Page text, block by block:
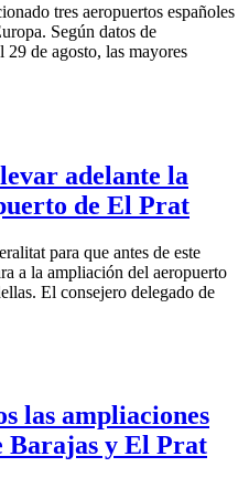
tres aeropuertos españoles
Según datos de
de agosto, las mayores
adelante la
de El Prat
para que antes de este
a la ampliación del aeropuerto
El consejero delegado de
las ampliaciones
Barajas y El Prat